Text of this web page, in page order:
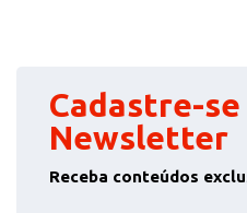
Cadastre-se
Newsletter
Receba conteúdos